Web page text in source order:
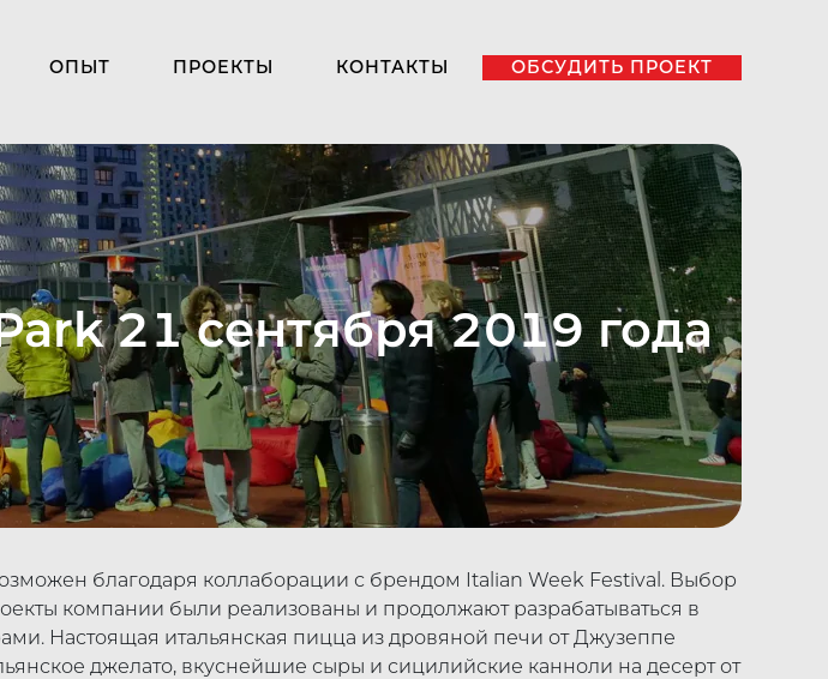
ОПЫТ ПРОЕКТЫ КОНТАКТЫ ОБСУДИТЬ ПРОЕКТ
21 сентября 2019 года
благодаря коллаборации с брендом Italian Week Festival. Выбор
компании были реализованы и продолжают разрабатываться в
Настоящая итальянская пицца из дровяной печи от Джузеппе
джелато, вкуснейшие сыры и сицилийские канноли на десерт от